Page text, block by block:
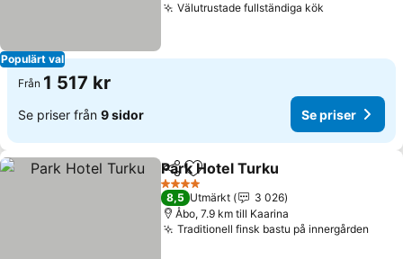
Populärt val
Välutrustade fullständiga kök
Från 1 517 kr
Se priser från 9 sidor Se priser
Dela Lägg till i Mina Favoriter
Park Hotel Turku
4 Stjärnor
8,5 Utmärkt
3 026
Åbo, 7.9 km till Kaarina
Traditionell finsk bastu på innergården